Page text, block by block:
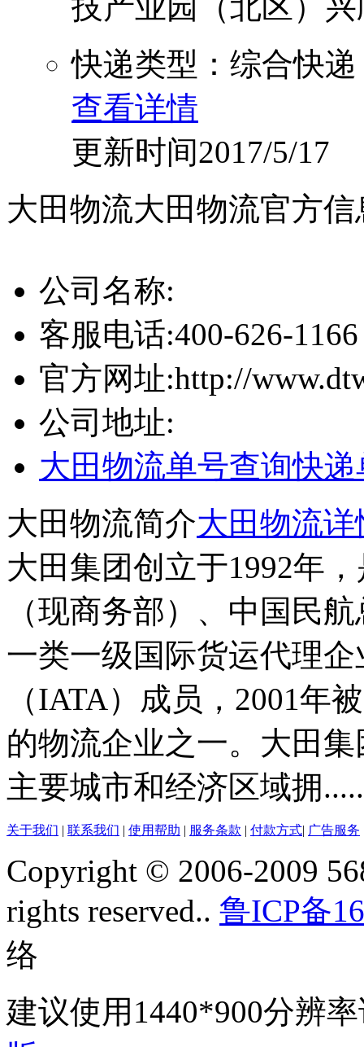
快递类型：综合快递
查看详情
更新时间2017/5/17
大田物流大田物流官方信
公司名称:
客服电话:400-626-1166
官方网址:http://
公司地址:
大田物流单号查询快递
大田物流简介大田物流详
大田集团创立于1992年
（现商务部）、中国民
一类一级国际货运代理
（IATA）成员，2001年
的物流企业之一。大田
主要城市和经济区域拥
关于我们 | 联系我们 | 使用帮助 | 服务条款 | 付款方式| 广告服务
Copyright © 2006-2009
rights reserved.. 鲁ICP备
络
建议使用1440*900分辨